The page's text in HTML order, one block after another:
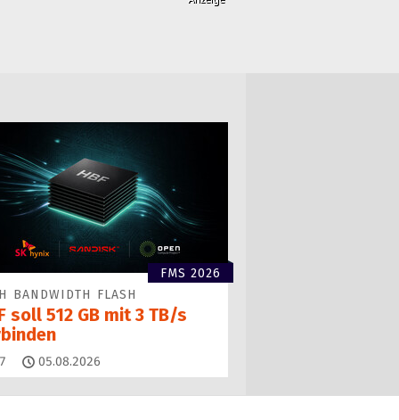
FMS 2026
BANDWIDTH FLASH
soll 512 GB mit 3 TB/s
Kommentare
05.08.2026